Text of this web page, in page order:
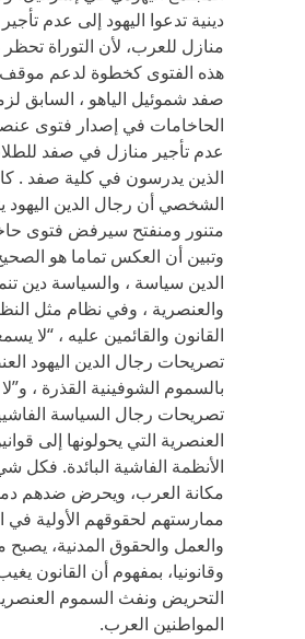
دينية تدعوا اليهود إلى عدم
منازل للعرب، لأن التوراة
هذه الفتوى كخطوة لدعم موقف
صفد شموئيل الياهو ، السابق
الحاخامات في إصدار فتوى
عدم تأجير منازل في صفد
الذين يدرسون في كلية صفد .
الشخصي أن رجال الدين اليهود
متنور ومنفتح سيرفض فتوى
وتبين أن العكس تماما هو
الدين سياسة ، والسياسة دين
والعنصرية ، وفي نظام مثل
القانون والقائمين عليه ، “لا
تصريحات رجال الدين اليهود
بالسموم الشوفينية القذرة ،
تصريحات رجال السياسة
العنصرية التي يحولونها إلى
الأنظمة الفاشية البائدة.
مكانة العرب، ويحرض ضدهم
ممارستهم لحقوقهم الأولية في
والعمل والحقوق المدنية،
وقانونيا، بمفهوم أن القانون
التحريض ونفث السموم
المواطنين العرب.